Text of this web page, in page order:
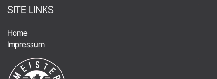
SITE LINKS
Home
Impressum